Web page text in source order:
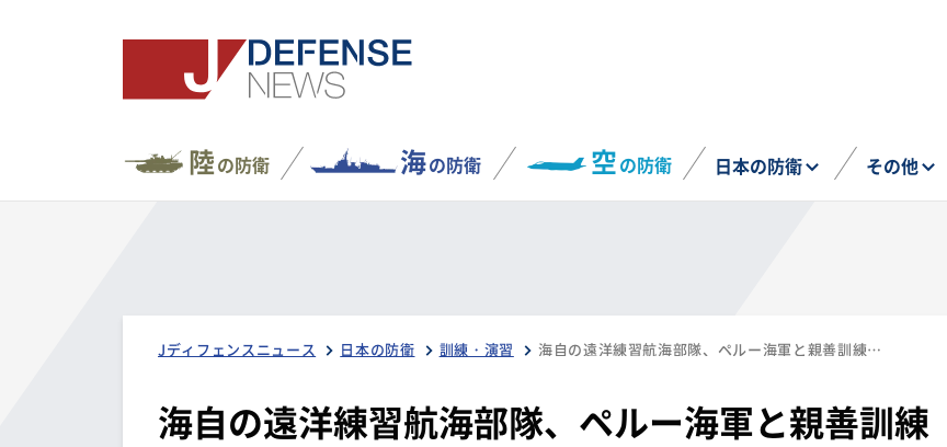
陸の防衛 海の防衛 空の防衛 日本の防衛 その他
Jディフェンスニュース 日本の防衛 訓練・演習 海自の遠洋練習航海部隊、ペルー海軍と親善訓練を実施（7月22日・27日）
海自の遠洋練習航海部隊、ペルー海軍と親善訓練